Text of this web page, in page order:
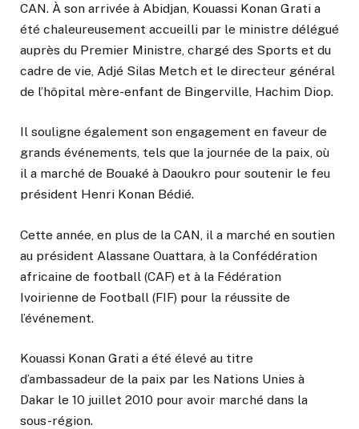
CAN. À son arrivée à Abidjan, Kouassi Konan Grati a
été chaleureusement accueilli par le ministre délégué
auprès du Premier Ministre, chargé des Sports et du
cadre de vie, Adjé Silas Metch et le directeur général
de l’hôpital mère-enfant de Bingerville, Hachim Diop.
Il souligne également son engagement en faveur de
grands événements, tels que la journée de la paix, où
il a marché de Bouaké à Daoukro pour soutenir le feu
président Henri Konan Bédié.
Cette année, en plus de la CAN, il a marché en soutien
au président Alassane Ouattara, à la Confédération
africaine de football (CAF) et à la Fédération
Ivoirienne de Football (FIF) pour la réussite de
l’événement.
Kouassi Konan Grati a été élevé au titre
d’ambassadeur de la paix par les Nations Unies à
Dakar le 10 juillet 2010 pour avoir marché dans la
sous-région.